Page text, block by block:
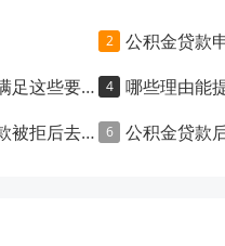
公积金贷款
些要求！
哪些理由能
成功率高吗？
公积金贷款